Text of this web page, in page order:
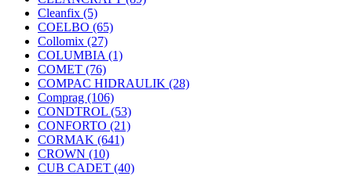
Cleanfix (5)
COELBO (65)
Collomix (27)
COLUMBIA (1)
COMET (76)
COMPAC HIDRAULIK (28)
Comprag (106)
CONDTROL (53)
CONFORTO (21)
CORMAK (641)
CROWN (10)
CUB CADET (40)